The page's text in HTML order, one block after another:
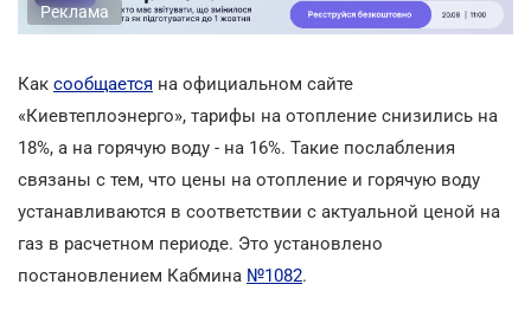
Реклама
Как сообщается на официальном сайте
«Киевтеплоэнерго», тарифы на отопление снизились на
18%, а на горячую воду - на 16%. Такие послабления
связаны с тем, что цены на отопление и горячую воду
устанавливаются в соответствии с актуальной ценой на
газ в расчетном периоде. Это установлено
постановлением Кабмина №1082.